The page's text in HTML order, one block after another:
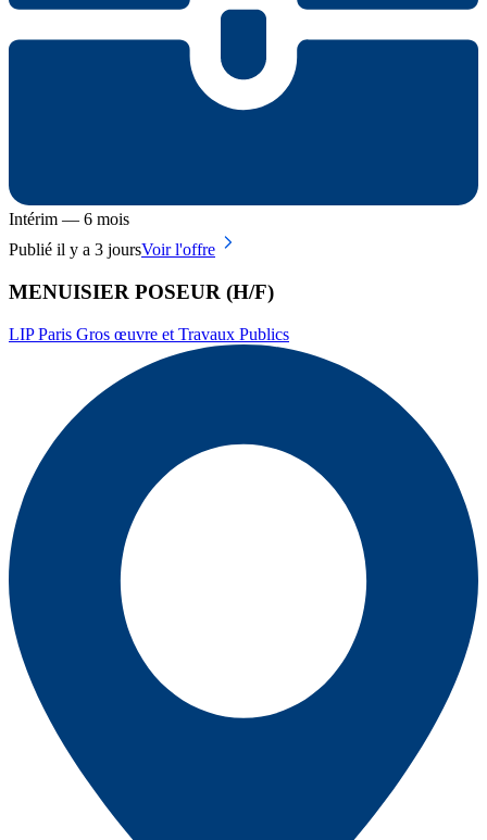
Intérim — 6 mois
Publié il y a 3 joursVoir l'offre
MENUISIER POSEUR (H/F)
LIP Paris Gros œuvre et Travaux Publics